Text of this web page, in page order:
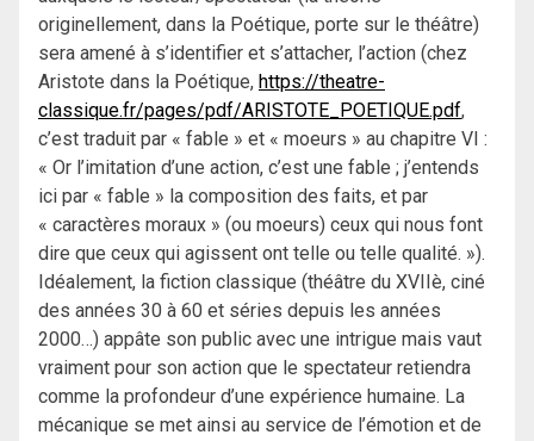
originellement, dans la Poétique, porte sur le théâtre)
sera amené à s’identifier et s’attacher, l’action (chez
Aristote dans la Poétique, https://theatre-
classique.fr/pages/pdf/ARISTOTE_POETIQUE.pdf,
c’est traduit par « fable » et « moeurs » au chapitre VI :
« Or l’imitation d’une action, c’est une fable ; j’entends
ici par « fable » la composition des faits, et par
« caractères moraux » (ou moeurs) ceux qui nous font
dire que ceux qui agissent ont telle ou telle qualité. »).
Idéalement, la fiction classique (théâtre du XVIIè, ciné
des années 30 à 60 et séries depuis les années
2000…) appâte son public avec une intrigue mais vaut
vraiment pour son action que le spectateur retiendra
comme la profondeur d’une expérience humaine. La
mécanique se met ainsi au service de l’émotion et de